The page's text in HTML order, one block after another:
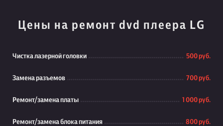
Цены на ремонт dvd плеера LG
Чистка лазерной головки 500 руб.
Замена разъемов 700 руб.
Ремонт/замена платы 1 000 руб.
Ремонт/замена блока питания 800 руб.